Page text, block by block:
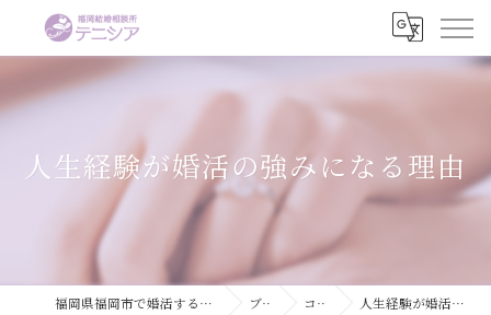
人生経験が婚活の強みになる理由
福岡県福岡市で婚活するなら結婚相談所テニシア ブログ コラム 人生経験が婚活の強みになる理由